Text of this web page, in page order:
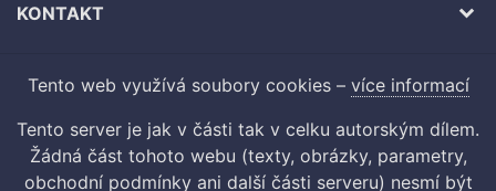
KONTAKT
Tento web využívá soubory cookies – více informací
Tento server je jak v části tak v celku autorským dílem.
Žádná část tohoto webu (texty, obrázky, parametry,
obchodní podmínky ani další části serveru) nesmí být